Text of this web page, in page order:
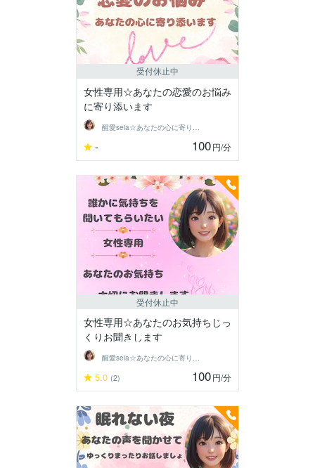
受付休止中
女性専用☆あなたの恋愛のお悩み
に寄り添います
醒愛seia☆あなたの心に寄り添います☆
- 100円/分
受付休止中
女性専用☆あなたのお気持ちじっ
くりお聞きします
醒愛seia☆あなたの心に寄り添います☆
5.0 (2) 100円/分